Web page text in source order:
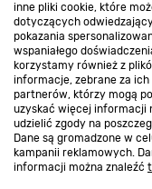
inne pliki cookie, które
dotyczących
pokazania
wspaniałego
korzystamy również z
informacje, zebrane za
partnerów, którzy mogą
uzyskać więcej informacji
udzielić zgody na
Dane są gromadzone w
kampanii reklamowych.
informacji można znaleźć
Kontakt do
Strefa biznesu
Dołącz do nas